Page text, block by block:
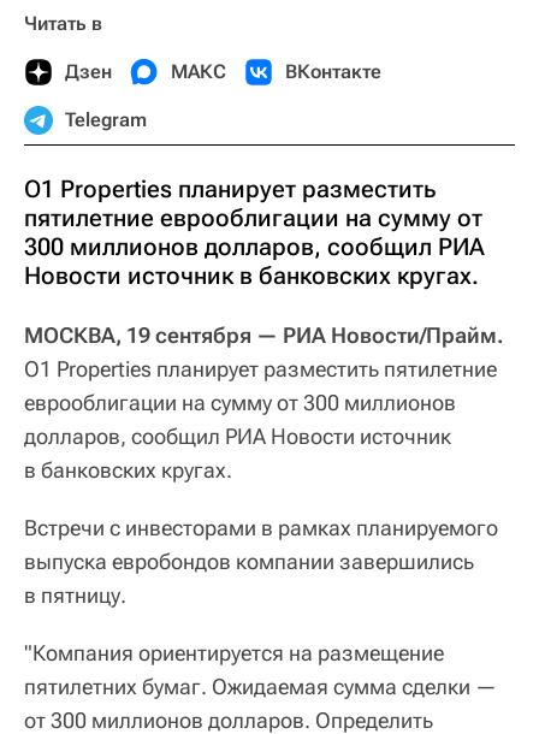
Читать в
Дзен МАКС ВКонтакте
Telegram
O1 Properties планирует разместить
пятилетние еврооблигации на сумму от
300 миллионов долларов, сообщил РИА
Новости источник в банковских кругах.
МОСКВА, 19 сентября — РИА Новости/Прайм.
O1 Properties планирует разместить пятилетние
еврооблигации на сумму от 300 миллионов
долларов, сообщил РИА Новости источник
в банковских кругах.
Встречи с инвесторами в рамках планируемого
выпуска евробондов компании завершились
в пятницу.
"Компания ориентируется на размещение
пятилетних бумаг. Ожидаемая сумма сделки —
от 300 миллионов долларов. Определить